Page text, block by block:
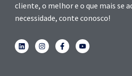
cliente, o melhor e o que mais se
necessidade, conte conosco!